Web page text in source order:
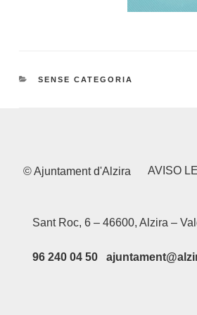
CATEGORIES
SENSE CATEGORIA
© Ajuntament d'Alzira AVISO
Sant Roc, 6 – 46600, Alzira –
96 240 04 50